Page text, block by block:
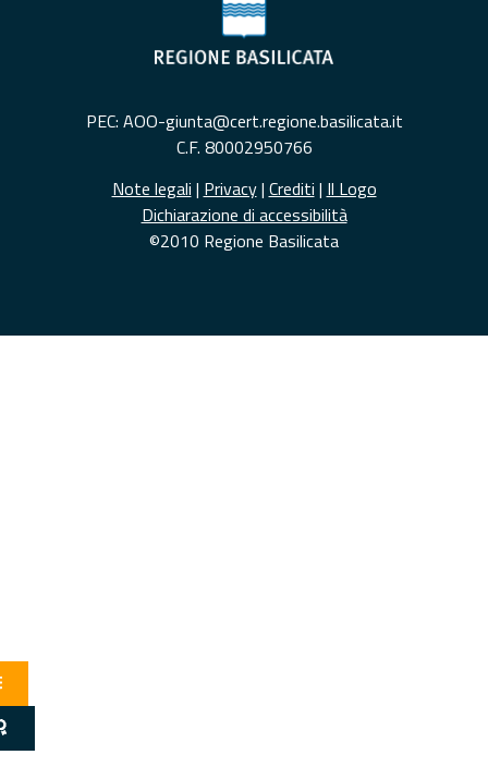
PEC: AOO-giunta@cert.regione.basilicata.it
C.F. 80002950766
Note legali | Privacy| Crediti | Il Logo
Dichiarazione di accessibilità
©2010 Regione Basilicata